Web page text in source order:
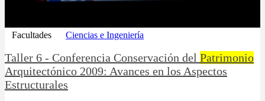
Facultades Ciencias e Ingeniería
Taller 6 - Conferencia Conservación del Patrimonio
Arquitectónico 2009: Avances en los Aspectos
Estructurales